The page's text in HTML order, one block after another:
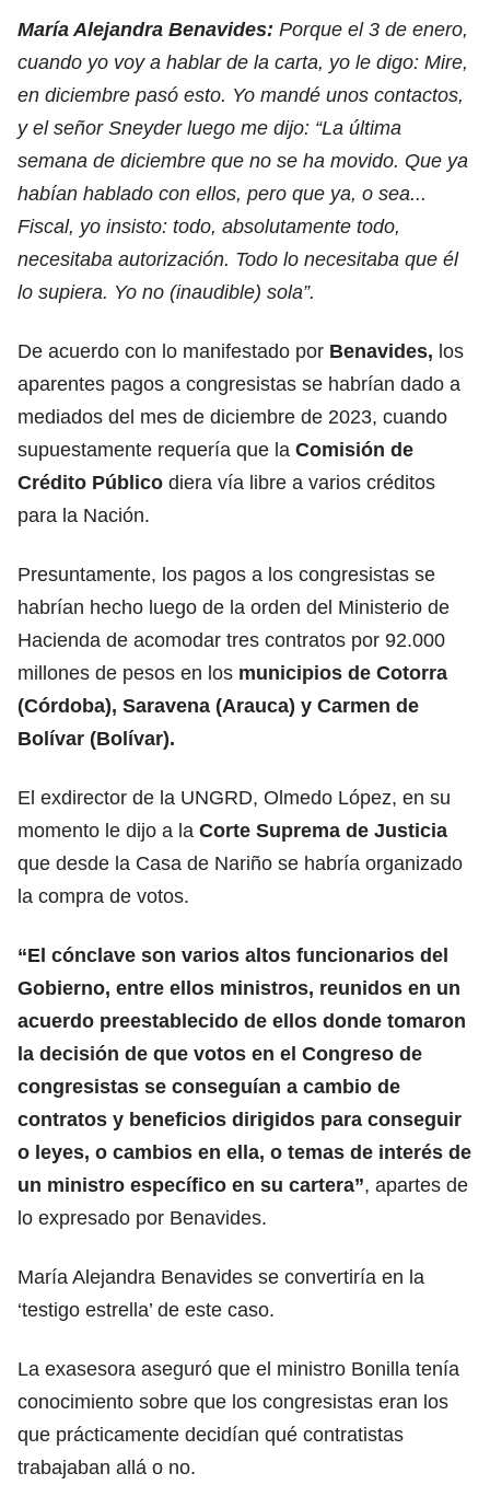
María Alejandra Benavides: Porque el 3 de enero,
cuando yo voy a hablar de la carta, yo le digo: Mire,
en diciembre pasó esto. Yo mandé unos contactos,
y el señor Sneyder luego me dijo: “La última
semana de diciembre que no se ha movido. Que ya
habían hablado con ellos, pero que ya, o sea...
Fiscal, yo insisto: todo, absolutamente todo,
necesitaba autorización. Todo lo necesitaba que él
lo supiera. Yo no (inaudible) sola”.
De acuerdo con lo manifestado por Benavides, los
aparentes pagos a congresistas se habrían dado a
mediados del mes de diciembre de 2023, cuando
supuestamente requería que la Comisión de
Crédito Público diera vía libre a varios créditos
para la Nación.
Presuntamente, los pagos a los congresistas se
habrían hecho luego de la orden del Ministerio de
Hacienda de acomodar tres contratos por 92.000
millones de pesos en los municipios de Cotorra
(Córdoba), Saravena (Arauca) y Carmen de
Bolívar (Bolívar).
El exdirector de la UNGRD, Olmedo López, en su
momento le dijo a la Corte Suprema de Justicia
que desde la Casa de Nariño se habría organizado
la compra de votos.
“El cónclave son varios altos funcionarios del
Gobierno, entre ellos ministros, reunidos en un
acuerdo preestablecido de ellos donde tomaron
la decisión de que votos en el Congreso de
congresistas se conseguían a cambio de
contratos y beneficios dirigidos para conseguir
o leyes, o cambios en ella, o temas de interés de
un ministro específico en su cartera”, apartes de
lo expresado por Benavides.
María Alejandra Benavides se convertiría en la
‘testigo estrella’ de este caso.
La exasesora aseguró que el ministro Bonilla tenía
conocimiento sobre que los congresistas eran los
que prácticamente decidían qué contratistas
trabajaban allá o no.